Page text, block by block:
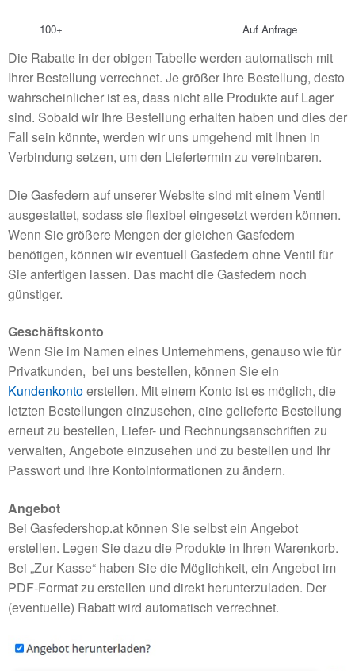
100+ Auf Anfrage
Die Rabatte in der obigen Tabelle werden automatisch mit
Ihrer Bestellung verrechnet. Je größer Ihre Bestellung, desto
wahrscheinlicher ist es, dass nicht alle Produkte auf Lager
sind. Sobald wir Ihre Bestellung erhalten haben und dies der
Fall sein könnte, werden wir uns umgehend mit Ihnen in
Verbindung setzen, um den Liefertermin zu vereinbaren.
Die Gasfedern auf unserer Website sind mit einem Ventil
ausgestattet, sodass sie flexibel eingesetzt werden können.
Wenn Sie größere Mengen der gleichen Gasfedern
benötigen, können wir eventuell Gasfedern ohne Ventil für
Sie anfertigen lassen. Das macht die Gasfedern noch
günstiger.
Geschäftskonto
Wenn Sie im Namen eines Unternehmens, genauso wie für
Privatkunden, bei uns bestellen, können Sie ein
Kundenkontoerstellen. Mit einem Konto ist es möglich, die
letzten Bestellungen einzusehen, eine gelieferte Bestellung
erneut zu bestellen, Liefer- und Rechnungsanschriften zu
verwalten, Angebote einzusehen und zu bestellen und Ihr
Passwort und Ihre Kontoinformationen zu ändern.
Angebot
Bei Gasfedershop.at können Sie selbst ein Angebot
erstellen. Legen Sie dazu die Produkte in Ihren Warenkorb.
Bei „Zur Kasse“ haben Sie die Möglichkeit, ein Angebot im
PDF-Format zu erstellen und direkt herunterzuladen. Der
(eventuelle) Rabatt wird automatisch verrechnet.